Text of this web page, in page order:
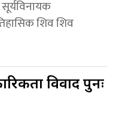
शिव शिव
विवाद पुनः